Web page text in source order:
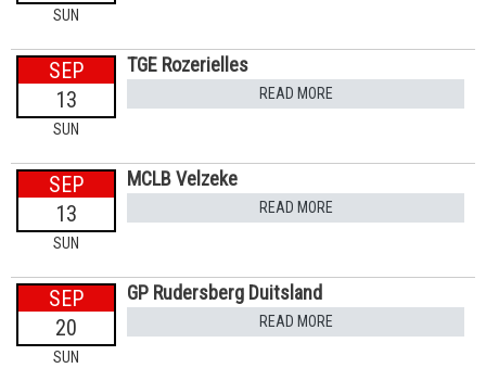
SUN
SEP
13
SUN
TGE Rozerielles
READ MORE
SEP
13
SUN
MCLB Velzeke
READ MORE
SEP
20
SUN
GP Rudersberg Duitsland
READ MORE